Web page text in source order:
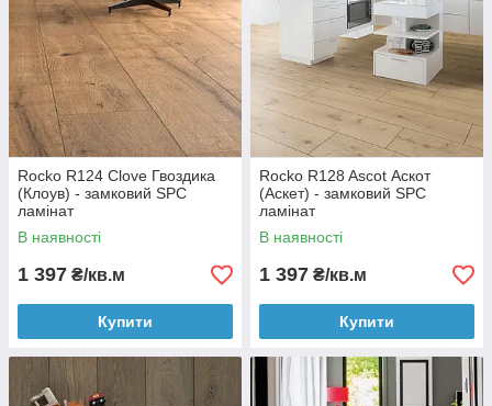
Rocko R124 Clove Гвоздика
(Клоув) - замковий SPC
ламінат
В наявності
1 397 ₴/кв.м
Купити
Rocko R128 Ascot Аскот
(Аскет) - замковий SPC
ламінат
В наявності
1 397 ₴/кв.м
Купити